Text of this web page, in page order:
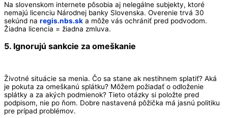
Na slovenskom internete pôsobia aj nelegálne subjekty, ktoré
nemajú licenciu Národnej banky Slovenska. Overenie trvá 30
sekúnd na regis.nbs.sk a môže vás ochrániť pred podvodom.
Žiadna licencia = žiadna zmluva.
5. Ignorujú sankcie za omeškanie
Životné situácie sa menia. Čo sa stane ak nestihnem splatiť? Aká
je pokuta za omeškanú splátku? Môžem požiadať o odloženie
splátky a za akých podmienok? Tieto otázky si položte pred
podpisom, nie po ňom. Dobre nastavená pôžička má jasnú politiku
pre prípad problémov.